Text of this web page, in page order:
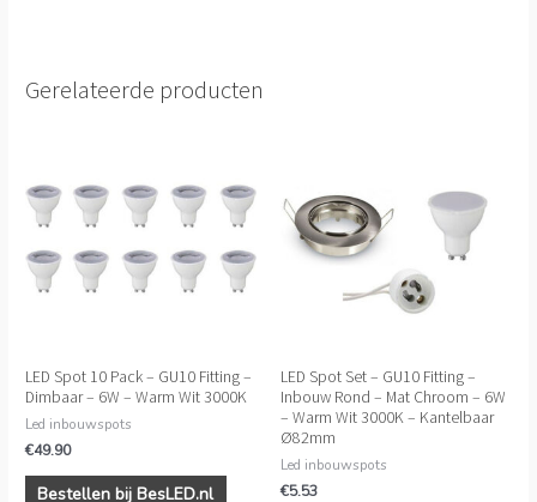
Gerelateerde producten
LED Spot 10 Pack – GU10 Fitting –
Dimbaar – 6W – Warm Wit 3000K
Led inbouwspots
€49.90
Bestellen bij BesLED.nl
LED Spot Set – GU10 Fitting –
Inbouw Rond – Mat Chroom – 6W
– Warm Wit 3000K – Kantelbaar
Ø82mm
Led inbouwspots
€5.53